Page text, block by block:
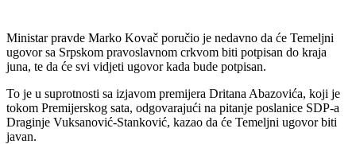
Ministar pravde Marko Kovač poručio je nedavno da će Temeljni
ugovor sa Srpskom pravoslavnom crkvom biti potpisan do kraja
juna, te da će svi vidjeti ugovor kada bude potpisan.
To je u suprotnosti sa izjavom premijera Dritana Abazovića, koji je
tokom Premijerskog sata, odgovarajući na pitanje poslanice SDP-a
Draginje Vuksanović-Stanković, kazao da će Temeljni ugovor biti
javan.